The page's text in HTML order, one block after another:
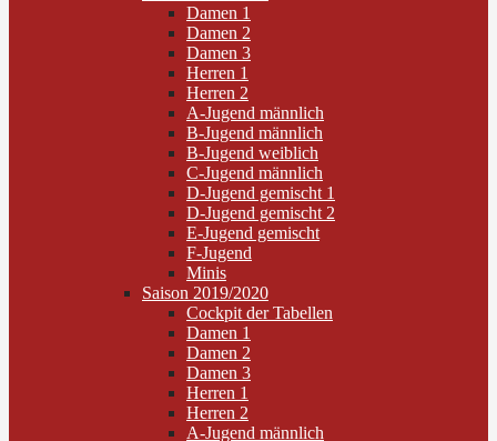
Damen 1
Damen 2
Damen 3
Herren 1
Herren 2
A-Jugend männlich
B-Jugend männlich
B-Jugend weiblich
C-Jugend männlich
D-Jugend gemischt 1
D-Jugend gemischt 2
E-Jugend gemischt
F-Jugend
Minis
Saison 2019/2020
Cockpit der Tabellen
Damen 1
Damen 2
Damen 3
Herren 1
Herren 2
A-Jugend männlich